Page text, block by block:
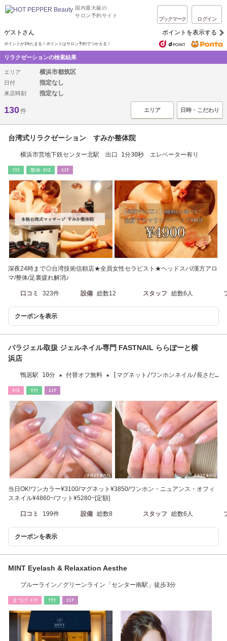
国内最大級の
サロン予約サイト
ブックマーク ログイン
ゲストさん ポイントを表示する
ポイントが1%たまる！ポイントはサロン予約でつかえる！
リラクゼーションの検索結果
エリア 横浜市都筑区
日付 指定なし
来店時刻 指定なし
130件 エリア 日時・こだわり
台湾式リラクゼーション すみか整体院
横浜市営地下鉄センター北駅 出口 1分30秒 エレベーター有り
ﾘﾗｸ 整体･ｶｲﾛ ｴｽﾃ
深夜24時まで◎台湾技術信頼店★全員女性セラピスト★ヘッドスパ/漢方アロ
マ/整体/足裏疲れ解消♪
口コミ 323件 設備 総数12 スタッフ 総数6人
クーポンを表示
パラジェル取扱 ジェルネイル専門 FASTNAIL ららぽーと横
浜店
鴨居駅 10分 ★ 付替オフ無料 ★ [マグネット/ワンホンネイル/長さだ
ﾈｲﾙ ﾘﾗｸ ｴｽﾃ
当日OK!ワンカラー¥3100/マグネット¥3850/ワンホン・ニュアンス・オフィ
スネイル¥4860~/フット¥5280~[定額]
口コミ 199件 設備 総数8 スタッフ 総数6人
クーポンを表示
MINT Eyelash & Relaxation Aesthe
ブルーライン／グリーンライン「センター南駅」徒歩3分
まつげ･ﾒｲｸ ﾘﾗｸ ｴｽﾃ